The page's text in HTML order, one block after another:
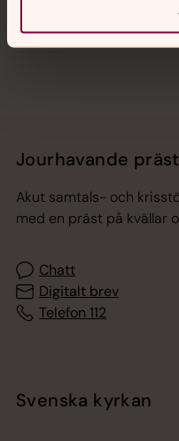
Jourhavande präst
Akut samtals- och
med en präst på kvällar
Chatt
Digitalt brev
Telefon 112
Svenska kyrkan